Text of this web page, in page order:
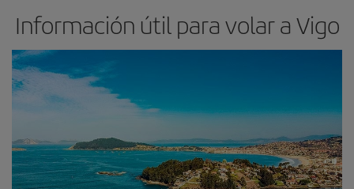
Información útil para volar a Vigo